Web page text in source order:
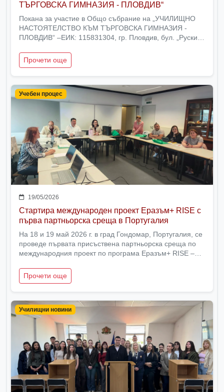
ТЪРГОВСКА ГИМНАЗИЯ - ПЛОВДИВ“
Покана за участие в Общо събрание на „УЧИЛИЩНО
НАСТОЯТЕЛСТВО КЪМ ТЪРГОВСКА ГИМНАЗИЯ -
ПЛОВДИВ“ –ЕИК: 115831304, гр. Пловдив, бул. „Руски“
Прочети още
Учебен процес
19/05/2026
Стартира международен проект Еразъм+ RISE с
първа партньорска среща в Португалия
На 18 и 19 май 2026 г. в град Гондомар, Португалия, се
проведе първата присъствена партньорска среща по
международния проект по програма Еразъм+ RISE –
себеутвърждаване.
Прочети още
Училищни новини